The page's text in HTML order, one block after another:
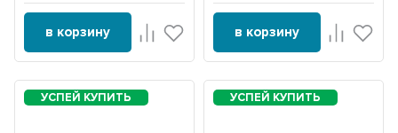
в корзину в корзину